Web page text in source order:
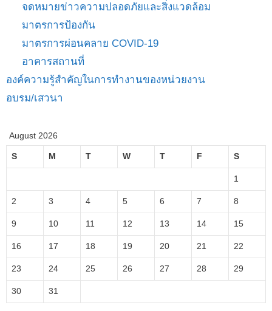
จดหมายข่าวความปลอดภัยและสิ่งแวดล้อม
มาตรการป้องกัน
มาตรการผ่อนคลาย COVID-19
อาคารสถานที่
องค์ความรู้สำคัญในการทำงานของหน่วยงาน
อบรม/เสวนา
August 2026
S M T W T F S
1
2 3 4 5 6 7 8
9 10 11 12 13 14 15
16 17 18 19 20 21 22
23 24 25 26 27 28 29
30 31